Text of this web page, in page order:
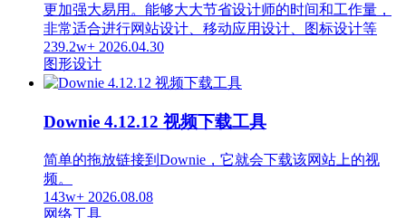
更加强大易用。能够大大节省设计师的时间和工作量，
非常适合进行网站设计、移动应用设计、图标设计等
239.2w+ 2026.04.30
图形设计
Downie 4.12.12 视频下载工具
简单的拖放链接到Downie，它就会下载该网站上的视
频。
143w+ 2026.08.08
网络工具